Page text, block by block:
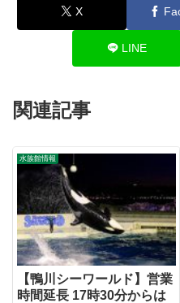
X
LINE
関連記事
水族館情報
【鴨川シーワールド】営業
時間延長 17時30分からは